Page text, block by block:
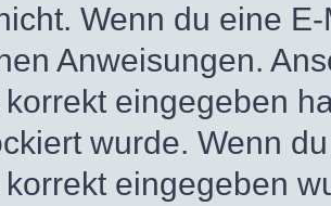
Wenn du eine
Anweisungen.
eingegeben
wurde. Wenn
eingegeben